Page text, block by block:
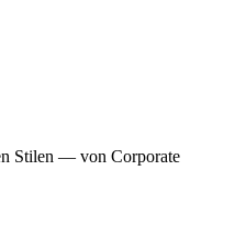
Stilen — von Corporate